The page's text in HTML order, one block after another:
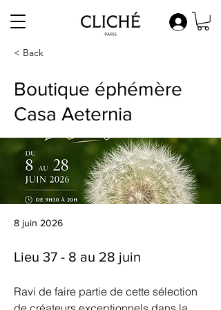
< Back
Boutique éphémère
Casa Aeternia
8 juin 2026
Lieu 37 - 8 au 28 juin
Ravi de faire partie de cette sélection